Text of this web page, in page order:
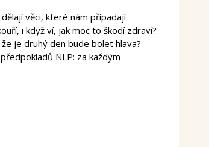
věci, které nám připadají
i když ví, jak moc to škodí zdraví?
je druhý den bude bolet hlava?
NLP: za každým